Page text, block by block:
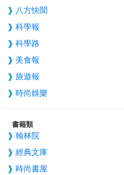
八方快聞
科學報
科學路
美食報
旅遊報
時尚娛樂
書籍類
翰林院
經典文庫
時尚書屋